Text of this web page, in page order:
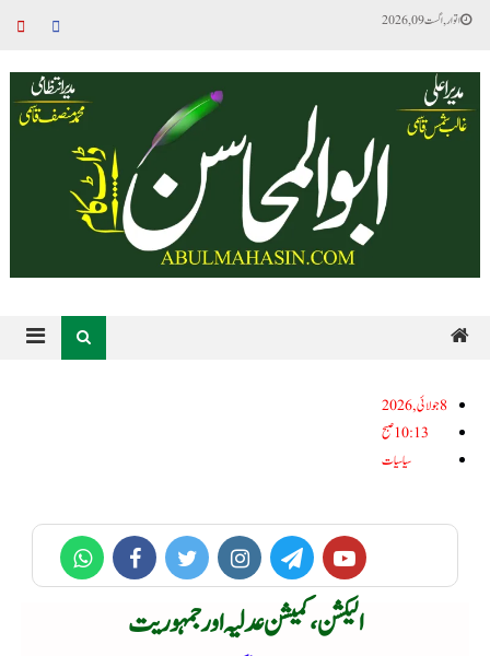
اتوار, اگست 09, 2026
8جولائی, 2026
10:13 صبح
سیاسیات
الیکشن، کمیشن عدلیہ اور جمہوریت